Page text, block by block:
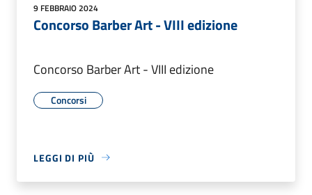
9 FEBBRAIO 2024
Concorso Barber Art - VIII edizione
Concorso Barber Art - VIII edizione
Concorsi
LEGGI DI PIÙ